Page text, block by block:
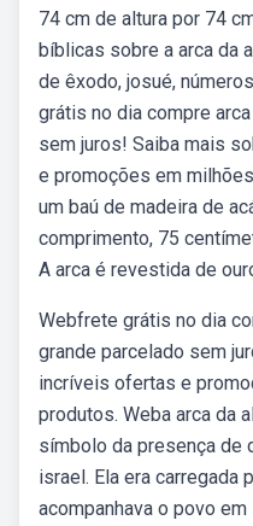
74 cm de altura por 74
bíblicas sobre a arca da
de êxodo, josué,
grátis no dia compre
sem juros! Saiba mais
e promoções em
um baú de madeira de
comprimento, 75
A arca é revestida de
Webfrete grátis no dia
grande parcelado sem
incríveis ofertas e
produtos. Weba arca da
símbolo da presença de
israel. Ela era carregada
acompanhava o povo